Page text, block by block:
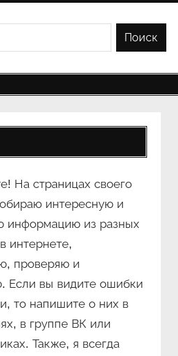
Поиск
На страницах своего
интересную и
информацию из разных
интернете,
проверяю и
Если вы видите ошибки
то напишите о них в
в группе ВК или
Также, я всегда